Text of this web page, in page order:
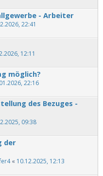
- Arbeiter
22:41
12:11
möglich?
22:16
des Bezuges -
09:38
der
« 10.12.2025, 12:13